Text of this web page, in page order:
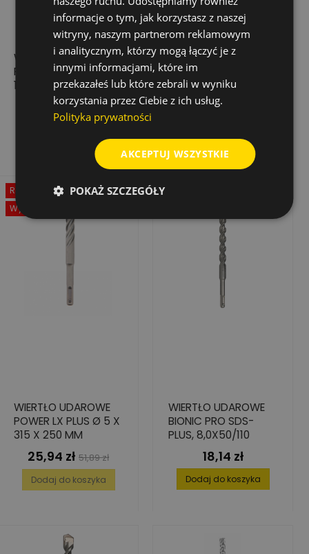
WIERTŁO UDAROWE
POWER LS PLUS 10 X
150 X 215 MM
Cena
12,76 złCena
podstawowa
25,52 zł
WIERTŁO UDAROWE
TRIJET ULTIMATE SDS-
MAX, 40,0 MM X
800/920 MM
Cena
936,08 zł
-50%
Rabat
Wyprzedaż!
WIERTŁO UDAROWE
POWER LX PLUS Ø 5 X
315 X 250 MM
Cena
25,94 zł Cena
podstawowa
51,89 zł
Dodaj do koszyka
WIERTŁO UDAROWE
BIONIC PRO SDS-
PLUS, 8,0X50/110
Cena
18,14 zł
Dodaj do koszyka
informacje o tym, jak korzystasz z naszej
witryny, naszym partnerom reklamowym
i analitycznym, którzy mogą łączyć je z
innymi informacjami, które im
przekazałeś lub które zebrali w wyniku
korzystania przez Ciebie z ich usług.
Polityka prywatności
AKCEPTUJ WSZYSTKIE
POKAŻ SZCZEGÓŁY